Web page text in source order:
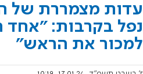
עדות מצמררת של
נפל בקרבות: "אחד
למכור את הראש"